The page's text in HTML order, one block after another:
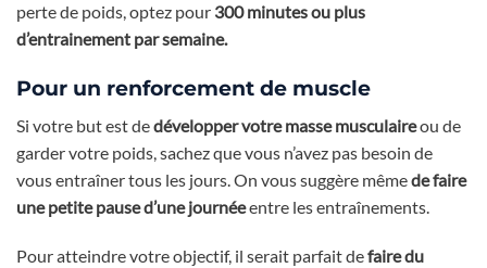
perte de poids, optez pour 300 minutes ou plus
d’entrainement par semaine.
Pour un renforcement de muscle
Si votre but est dedévelopper votre masse musculaireou de
garder votre poids, sachez que vous n’avez pas besoin de
vous entraîner tous les jours. On vous suggère mêmede faire
une petite pause d’une journéeentre les entraînements.
Pour atteindre votre objectif, il serait parfait defaire du